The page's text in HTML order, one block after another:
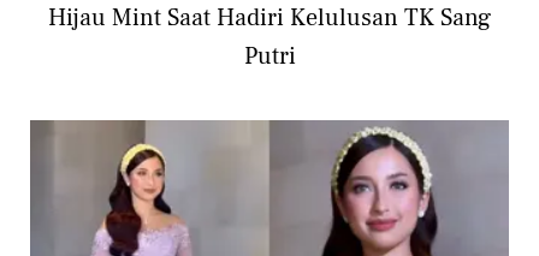
Hijau Mint Saat Hadiri Kelulusan TK Sang
Putri